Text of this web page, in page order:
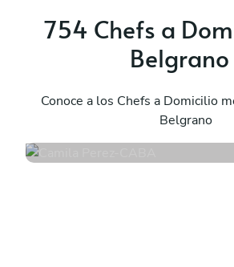
754 Chefs a
Belgrano
Conoce a los Chefs a Domicilio
Belgrano
CABA
171 servicios